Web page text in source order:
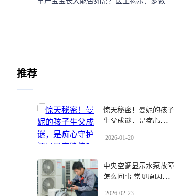
推荐
惊天秘密！曼妮的孩子
生父成谜，是痴心守护
2026-01-20
中央空调显示水泵故障
怎么回事 常见原因与
2026-02-23